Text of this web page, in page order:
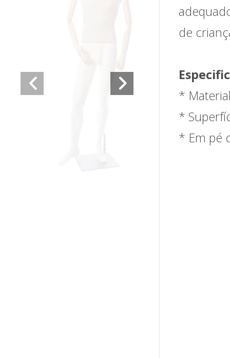
de
*
*
* Em pé